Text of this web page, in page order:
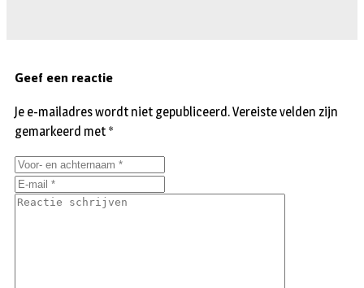
Geef een reactie
Je e-mailadres wordt niet gepubliceerd.Vereiste velden zijn
gemarkeerd met *